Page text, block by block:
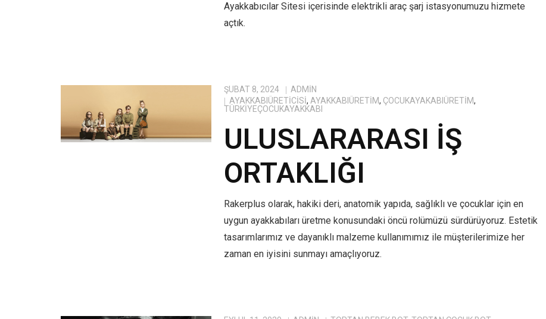
Ayakkabıcılar Sitesi içerisinde elektrikli araç şarj istasyonumuzu hizmete
açtık.
ŞUBAT 8, 2024
ADMIN
AYAKKABIÜRETICISI, AYAKKABIÜRETIM, ÇOCUKAYAKABIÜRETIM,
TÜRKIYEÇOCUKAYAKKABI
ULUSLARARASI İŞ
ORTAKLIĞI
Rakerplus olarak, hakiki deri, anatomik yapıda, sağlıklı ve çocuklar için en
uygun ayakkabıları üretme konusundaki öncü rolümüzü sürdürüyoruz. Estetik
tasarımlarımız ve dayanıklı malzeme kullanımımız ile müşterilerimize her
zaman en iyisini sunmayı amaçlıyoruz.